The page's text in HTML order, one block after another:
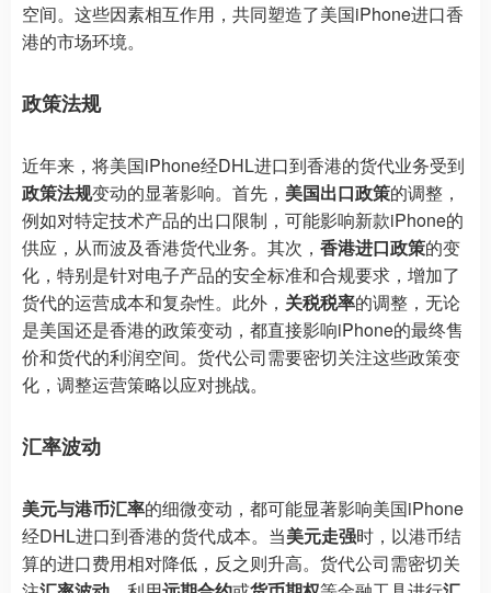
空间。这些因素相互作用，共同塑造了美国iPhone进口香
港的市场环境。
政策法规
近年来，将美国iPhone经DHL进口到香港的货代业务受到
政策法规变动的显著影响。首先， 美国出口政策的调整，
例如对特定技术产品的出口限制，可能影响新款iPhone的
供应，从而波及香港货代业务。其次， 香港进口政策的变
化，特别是针对电子产品的安全标准和合规要求，增加了
货代的运营成本和复杂性。此外， 关税税率的调整，无论
是美国还是香港的政策变动，都直接影响iPhone的最终售
价和货代的利润空间。货代公司需要密切关注这些政策变
化，调整运营策略以应对挑战。
汇率波动
美元与港币汇率的细微变动，都可能显著影响美国iPhone
经DHL进口到香港的货代成本。当美元走强时，以港币结
算的进口费用相对降低，反之则升高。货代公司需密切关